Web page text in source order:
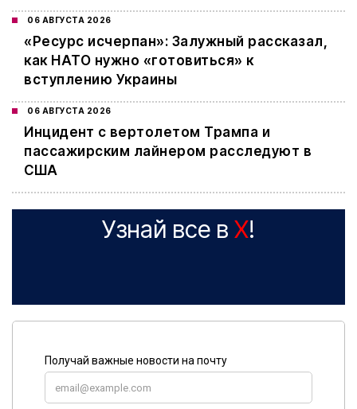
06 АВГУСТА 2026
«Ресурс исчерпан»: Залужный рассказал,
как НАТО нужно «готовиться» к
вступлению Украины
06 АВГУСТА 2026
Инцидент с вертолетом Трампа и
пассажирским лайнером расследуют в
США
Узнай все в X!